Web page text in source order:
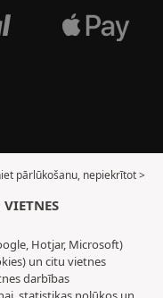
pārlūkošanu, nepiekrītot >
Hotjar, Microsoft)
un citu vietnes
darbības